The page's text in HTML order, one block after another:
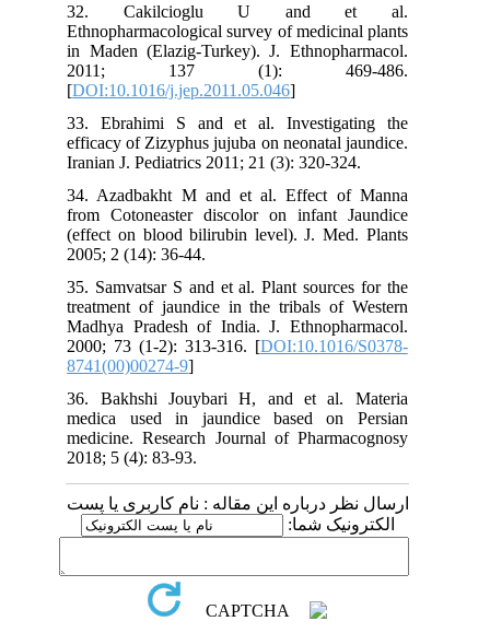
32. Cakilcioglu U and et al.
Ethnopharmacological survey of medicinal plants
in Maden (Elazig-Turkey). J. Ethnopharmacol.
2011; 137 (1): 469-486.
[DOI:10.1016/j.jep.2011.05.046
33. Ebrahimi S and et al. Investigating the
efficacy of Zizyphus jujuba on neonatal jaundice.
Iranian J. Pediatrics 2011; 21 (3): 320-324.
34. Azadbakht M and et al. Effect of Manna
from Cotoneaster discolor on infant Jaundice
(effect on blood bilirubin level). J. Med. Plants
2005; 2 (14): 36-44.
35. Samvatsar S and et al. Plant sources for the
treatment of jaundice in the tribals of Western
Madhya Pradesh of India. J. Ethnopharmacol.
2000; 73 (1-2): 313-316. [DOI:10.1016/S0378-
8741(00)00274-9
36. Bakhshi Jouybari H, and et al. Materia
medica used in jaundice based on Persian
medicine. Research Journal of Pharmacognosy
2018; 5 (4): 83-93.
ارسال نظر درباره این مقاله : نام کاربری یا پست
الکترونیک شما: